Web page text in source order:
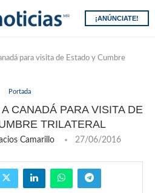
¡ANÚNCIATE!
para visita de Estado y Cumbre
Portada
CANADÁ PARA VISITA DE
TRILATERAL
Camarillo 27/06/2016